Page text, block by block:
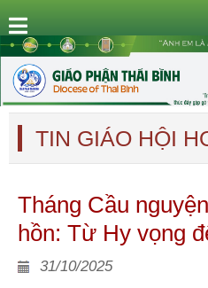
TIN GIÁO HỘI
Tháng Cầu
hồn: Từ Hy vọng
31/10/2025